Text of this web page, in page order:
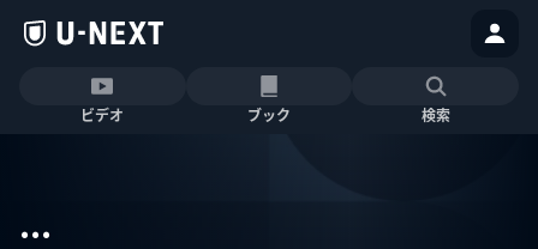
ビデオ ブック 検索
...